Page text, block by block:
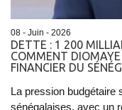
08 - Juin - 2026
DETTE : 1 200
COMMENT DIOMAYE
FINANCIER DU
La pression budgétaire
sénégalaises, avec un